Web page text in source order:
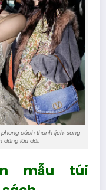
cách thanh lịch, sang
dùng lâu dài.
mẫu túi